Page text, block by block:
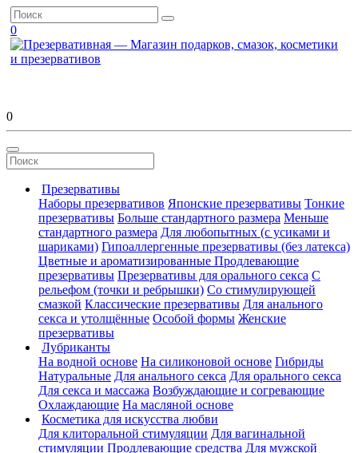
0
0
Презервативы
Наборы презервативов Японские презервативы Тонкие
презервативы Больше стандартного размера Меньше
стандартного размера Для любопытных (с усиками и
шариками) Гипоаллергенные презервативы (без латекса)
Цветные и ароматизированные Продлевающие
презервативы Презервативы для орального секса С
рельефом (точки и ребрышки) Со стимулирующей
смазкой Классические презервативы Для анального
секса и утолщённые Особой формы Женские
презервативы
Лубриканты
На водной основе На силиконовой основе Гибриды
Натуральные Для анального секса Для орального секса
Для секса и массажа Возбуждающие и согревающие
Охлаждающие На масляной основе
Косметика для искусства любви
Для клиторальной стимуляции Для вагинальной
стимуляции Продлевающие средства Для мужской